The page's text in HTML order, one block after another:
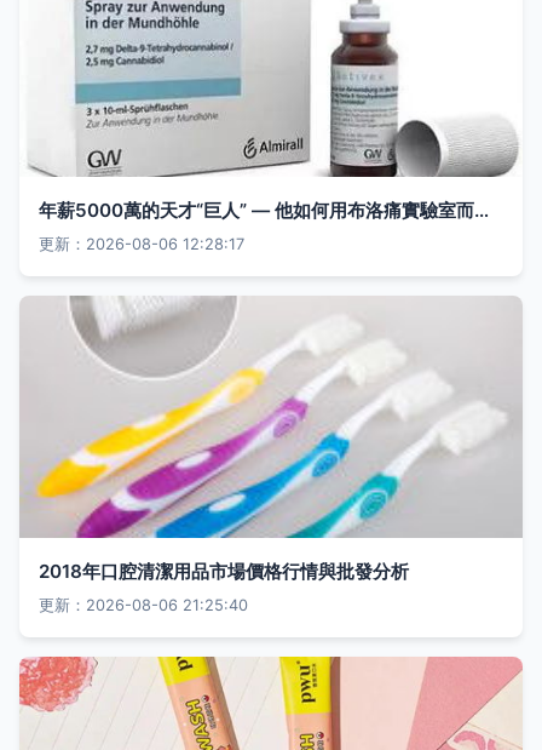
年薪5000萬的天才“巨人” — 他如何用布洛痛實驗室而非花園顛覆全球醫療大麻? | 口腔領域開辟經濟蹊徑
更新：2026-08-06 12:28:17
2018年口腔清潔用品市場價格行情與批發分析
更新：2026-08-06 21:25:40